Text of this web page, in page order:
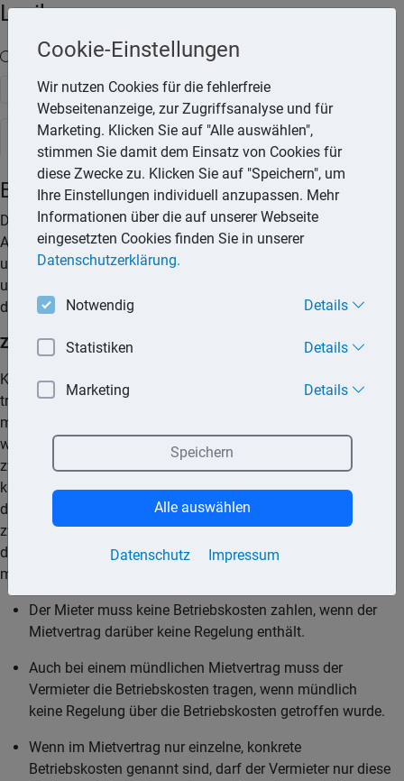
Lexika
Volltext-Suche in den Lexika
Suchen
Rechtslexikon
Betriebskosten
Das Thema »Betriebskosten« löst regelmäßig
Auseinandersetzungen und Streitigkeiten zwischen Mietern
und Vermietern aus. Dabei geht es häufig auch darum, ob
und welche Betriebskosten auf die Mieter umgelegt werden
dürfen.
Zahlungsvoraussetzungen
Kraft Gesetzes hat der Vermieter die Betriebskosten zu
tragen. Diese sind also gesetzlich Bestandteil der Miete und
müssen vom Mieter nicht noch einmal zusätzlich bezahlt
werden. Allerdings ist die gesetzliche Regelung nicht
zwingend, das heißt, dass der Vermieter davon abweichen
kann und dem Mieter die Betriebskosten in Rechnung stellen
darf. Voraussetzung dafür ist aber, dass im Mietvertrag
zwischen Vermieter und Mieter wirksam vereinbart ist, dass
der Mieter neben der Miete auch die Betriebskosten zahlen
muss.
Der Mieter muss keine Betriebskosten zahlen, wenn der
Mietvertrag darüber keine Regelung enthält.
Auch bei einem mündlichen Mietvertrag muss der
Vermieter die Betriebskosten tragen, wenn mündlich
keine Regelung über die Betriebskosten getroffen wurde.
Wenn im Mietvertrag nur einzelne, konkrete
Betriebskosten genannt sind, darf der Vermieter nur diese
Cookie-Einstellungen
Wir nutzen Cookies für die fehlerfreie
Webseitenanzeige, zur Zugriffsanalyse und für
Marketing. Klicken Sie auf "Alle auswählen",
stimmen Sie damit dem Einsatz von Cookies für
diese Zwecke zu. Klicken Sie auf "Speichern", um
Ihre Einstellungen individuell anzupassen. Mehr
Informationen über die auf unserer Webseite
eingesetzten Cookies finden Sie in unserer
Datenschutzerklärung.
Notwendig Details
Statistiken Details
Marketing Details
Datenschutz Impressum
Speichern
Alle auswählen